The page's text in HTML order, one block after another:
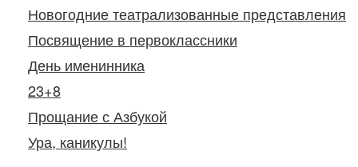
Новогодние театрализованные представления
Посвящение в первоклассники
День именинника
23+8
Прощание с Азбукой
Ура, каникулы!